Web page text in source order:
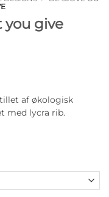
you give
af økologisk
med lycra rib.